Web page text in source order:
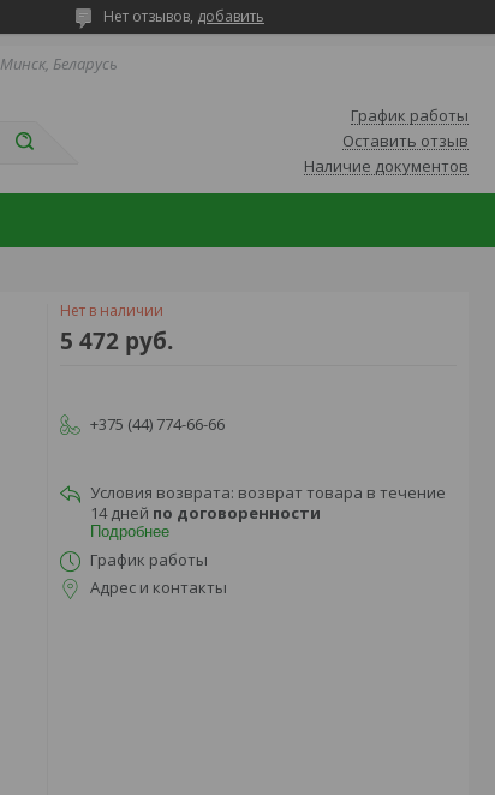
Нет отзывов, добавить
Минск, Беларусь
График работы
Оставить отзыв
Наличие документов
Нет в наличии
5 472 руб.
+375 (44) 774-66-66
возврат товара в течение
14 дней по договоренности
Подробнее
График работы
Адрес и контакты